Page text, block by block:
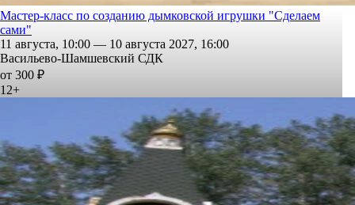
Мастер-класс по созданию дымковской игрушки "Сделаем
сами"
11 августа, 10:00 — 10 августа 2027, 16:00
Васильево-Шамшевский СДК
от 300 ₽
12+